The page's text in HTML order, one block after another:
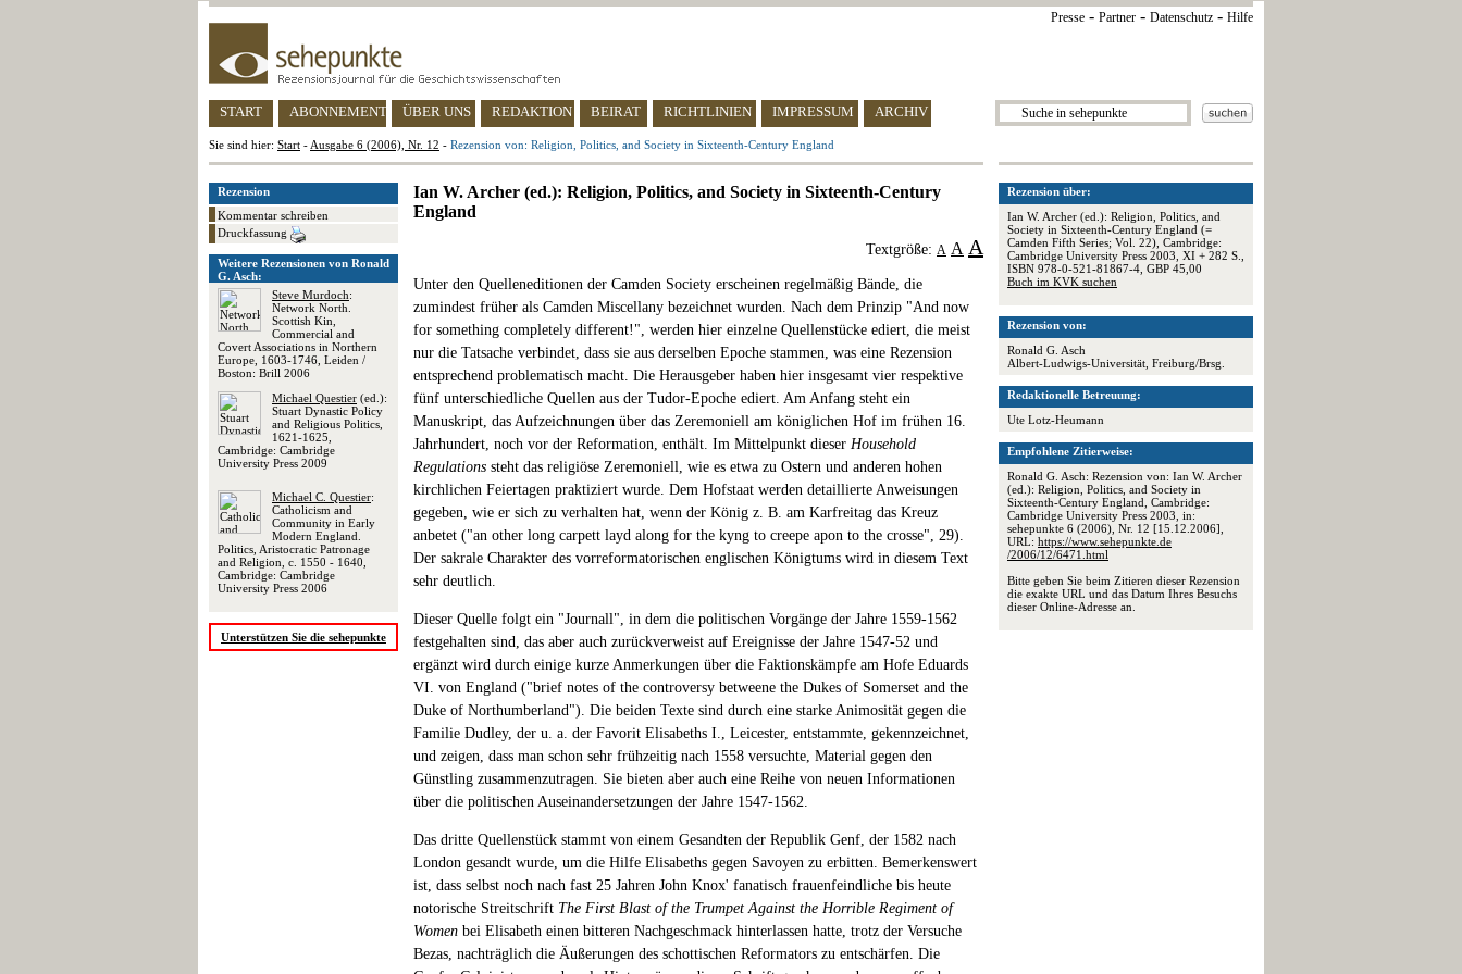
Presse - Partner - Datenschutz - Hilfe
START ABONNEMENT ÜBER UNS REDAKTION BEIRAT RICHTLINIEN IMPRESSUM ARCHIV
Sie sind hier: Start - Ausgabe 6 (2006), Nr. 12 - Rezension von: Religion, Politics, and Society in Sixteenth-Century England
Rezension über:
Ian W. Archer (ed.): Religion, Politics, and
Society in Sixteenth-Century England (=
Camden Fifth Series; Vol. 22), Cambridge:
Cambridge University Press 2003, XI + 282 S.,
ISBN 978-0-521-81867-4, GBP 45,00
Buch im KVK suchen
Rezension von:
Ronald G. Asch
Albert-Ludwigs-Universität, Freiburg/Brsg.
Redaktionelle Betreuung:
Ute Lotz-Heumann
Empfohlene Zitierweise:
Ronald G. Asch: Rezension von: Ian W. Archer
(ed.): Religion, Politics, and Society in
Sixteenth-Century England, Cambridge:
Cambridge University Press 2003, in:
sehepunkte 6 (2006), Nr. 12 [15.12.2006],
URL: https://www.sehepunkte.de
/2006/12/6471.html
Bitte geben Sie beim Zitieren dieser Rezension
die exakte URL und das Datum Ihres Besuchs
dieser Online-Adresse an.
Rezension
Kommentar schreiben
Druckfassung
Weitere Rezensionen von Ronald
G. Asch:
Steve Murdoch:
Network North.
Scottish Kin,
Commercial and
Covert Associations in Northern
Europe, 1603-1746, Leiden /
Boston: Brill 2006
Michael Questier (ed.):
Stuart Dynastic Policy
and Religious Politics,
1621-1625,
Cambridge: Cambridge
University Press 2009
Michael C. Questier:
Catholicism and
Community in Early
Modern England.
Politics, Aristocratic Patronage
and Religion, c. 1550 - 1640,
Cambridge: Cambridge
University Press 2006
Unterstützen Sie die sehepunkte
Ian W. Archer (ed.): Religion, Politics, and Society in Sixteenth-Century
England
Textgröße: A A A
Unter den Quelleneditionen der Camden Society erscheinen regelmäßig Bände, die
zumindest früher als Camden Miscellany bezeichnet wurden. Nach dem Prinzip "And now
for something completely different!", werden hier einzelne Quellenstücke ediert, die meist
nur die Tatsache verbindet, dass sie aus derselben Epoche stammen, was eine Rezension
entsprechend problematisch macht. Die Herausgeber haben hier insgesamt vier respektive
fünf unterschiedliche Quellen aus der Tudor-Epoche ediert. Am Anfang steht ein
Manuskript, das Aufzeichnungen über das Zeremoniell am königlichen Hof im frühen 16.
Jahrhundert, noch vor der Reformation, enthält. Im Mittelpunkt dieser Household
Regulations steht das religiöse Zeremoniell, wie es etwa zu Ostern und anderen hohen
kirchlichen Feiertagen praktiziert wurde. Dem Hofstaat werden detaillierte Anweisungen
gegeben, wie er sich zu verhalten hat, wenn der König z. B. am Karfreitag das Kreuz
anbetet ("an other long carpett layd along for the kyng to creepe apon to the crosse", 29).
Der sakrale Charakter des vorreformatorischen englischen Königtums wird in diesem Text
sehr deutlich.
Dieser Quelle folgt ein "Journall", in dem die politischen Vorgänge der Jahre 1559-1562
festgehalten sind, das aber auch zurückverweist auf Ereignisse der Jahre 1547-52 und
ergänzt wird durch einige kurze Anmerkungen über die Faktionskämpfe am Hofe Eduards
VI. von England ("brief notes of the controversy betweene the Dukes of Somerset and the
Duke of Northumberland"). Die beiden Texte sind durch eine starke Animosität gegen die
Familie Dudley, der u. a. der Favorit Elisabeths I., Leicester, entstammte, gekennzeichnet,
und zeigen, dass man schon sehr frühzeitig nach 1558 versuchte, Material gegen den
Günstling zusammenzutragen. Sie bieten aber auch eine Reihe von neuen Informationen
über die politischen Auseinandersetzungen der Jahre 1547-1562.
Das dritte Quellenstück stammt von einem Gesandten der Republik Genf, der 1582 nach
London gesandt wurde, um die Hilfe Elisabeths gegen Savoyen zu erbitten. Bemerkenswert
ist, dass selbst noch nach fast 25 Jahren John Knox' fanatisch frauenfeindliche bis heute
notorische Streitschrift The First Blast of the Trumpet Against the Horrible Regiment of
Women bei Elisabeth einen bitteren Nachgeschmack hinterlassen hatte, trotz der Versuche
Bezas, nachträglich die Äußerungen des schottischen Reformators zu entschärfen. Die